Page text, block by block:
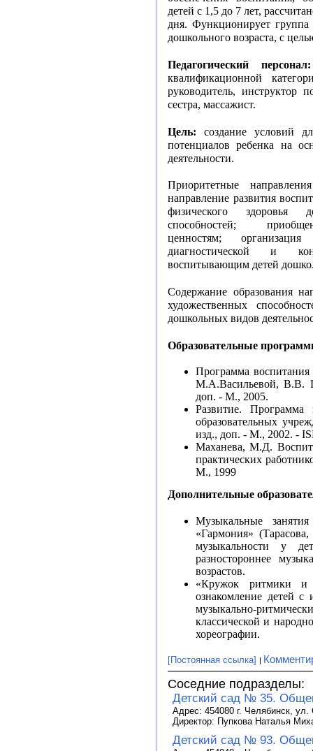
детей с 1,5 до 7 лет,
дня. Функционирует группа
дошкольного возраста, с
Педагогический персонал:
квалификационной
руководитель, инструктор
сестра, массажист.
Цель: создание условий
потенциалов ребенка на
деятельности.
Приоритетные
направление развития
физического здоровья
способностей;
ценностям;
диагностической и
воспитывающим детей
Содержание образования
художественных
дошкольных видов
Образовательные
Программа
М.А.Васильевой, В.В.
доп. - М., 2005.
Развитие.
образовательных
изд., доп. - М., 2002. -
Маханева, М.Д.
практических
М., 1999
Дополнительные
Музыкальные
«Гармония»
музыкальности у
разностороннее
возрастов.
«Кружок ритмики и
ознакомление детей с
музыкально-
классической и
хореографии.
[Постоянная ссылка]
Соседние подразделы:
Детский сад № 35.
Адрес: 454080 г. Челябинск,
Директор: Пупкова Наталья
Детский сад № 93.